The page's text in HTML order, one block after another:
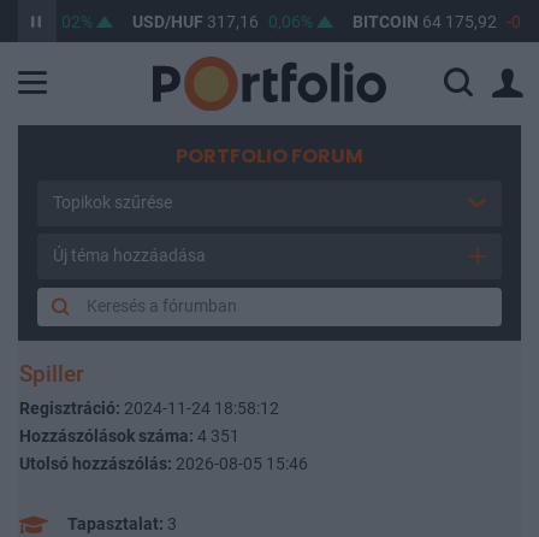
0,02% USD/HUF 317,16 0,06% BITCOIN64 175,92 -0,14%
PORTFOLIO FORUM
Topikok szűrése
Új téma hozzáadása
Spiller
Regisztráció: 2024-11-24 18:58:12
Hozzászólások száma: 4 351
Utolsó hozzászólás: 2026-08-05 15:46
Tapasztalat: 3